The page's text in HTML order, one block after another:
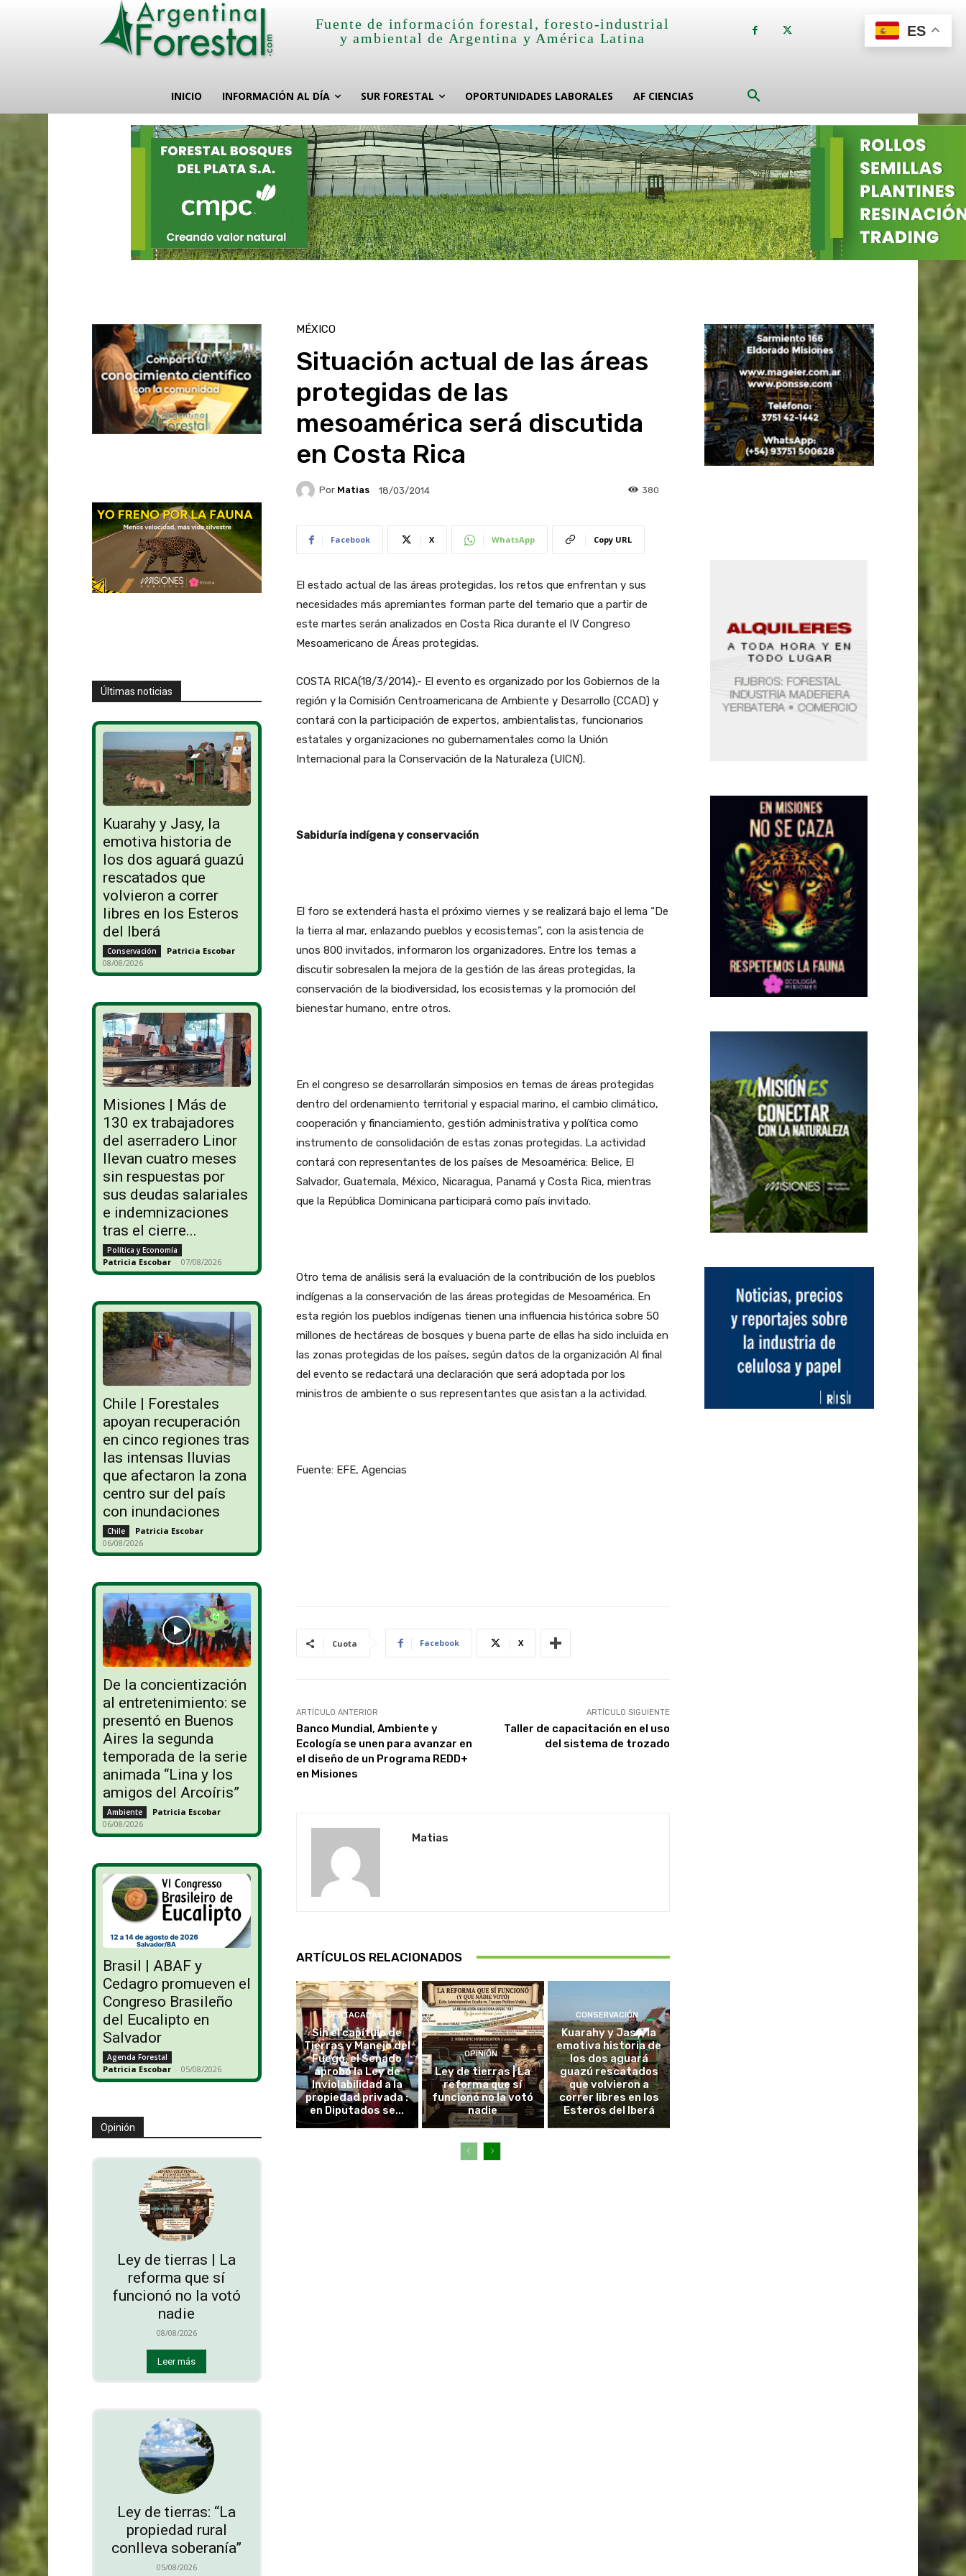
Fuente de información forestal, foresto-industrial
y ambiental de Argentina y América Latina
INICIO INFORMACIÓN AL DÍA SUR FORESTAL OPORTUNIDADES LABORALES AF CIENCIAS
Últimas noticias
Kuarahy y Jasy, la
emotiva historia de
los dos aguará guazú
rescatados que
volvieron a correr
libres en los Esteros
del Iberá
Conservación Patricia Escobar -
08/08/2026
Misiones | Más de
130 ex trabajadores
del aserradero Linor
llevan cuatro meses
sin respuestas por
sus deudas salariales
e indemnizaciones
tras el cierre...
Política y Economía
Patricia Escobar - 07/08/2026
Chile | Forestales
apoyan recuperación
en cinco regiones tras
las intensas lluvias
que afectaron la zona
centro sur del país
con inundaciones
Chile Patricia Escobar -
06/08/2026
De la concientización
al entretenimiento: se
presentó en Buenos
Aires la segunda
temporada de la serie
animada “Lina y los
amigos del Arcoíris”
Ambiente Patricia Escobar -
06/08/2026
Brasil | ABAF y
Cedagro promueven el
Congreso Brasileño
del Eucalipto en
Salvador
Agenda Forestal
Patricia Escobar - 05/08/2026
Opinión
Ley de tierras | La
reforma que sí
funcionó no la votó
nadie
08/08/2026
Leer más
Ley de tierras: “La
propiedad rural
conlleva soberanía”
05/08/2026
MÉXICO
Situación actual de las áreas
protegidas de las
mesoamérica será discutida
en Costa Rica
Por Matias 18/03/2014 380
Facebook X WhatsApp Copy URL
El estado actual de las áreas protegidas, los retos que enfrentan y sus
necesidades más apremiantes forman parte del temario que a partir de
este martes serán analizados en Costa Rica durante el IV Congreso
Mesoamericano de Áreas protegidas.
COSTA RICA(18/3/2014).- El evento es organizado por los Gobiernos de la
región y la Comisión Centroamericana de Ambiente y Desarrollo (CCAD) y
contará con la participación de expertos, ambientalistas, funcionarios
estatales y organizaciones no gubernamentales como la Unión
Internacional para la Conservación de la Naturaleza (UICN).
Sabiduría indígena y conservación
El foro se extenderá hasta el próximo viernes y se realizará bajo el lema “De
la tierra al mar, enlazando pueblos y ecosistemas”, con la asistencia de
unos 800 invitados, informaron los organizadores. Entre los temas a
discutir sobresalen la mejora de la gestión de las áreas protegidas, la
conservación de la biodiversidad, los ecosistemas y la promoción del
bienestar humano, entre otros.
En el congreso se desarrollarán simposios en temas de áreas protegidas
dentro del ordenamiento territorial y espacial marino, el cambio climático,
cooperación y financiamiento, gestión administrativa y política como
instrumento de consolidación de estas zonas protegidas. La actividad
contará con representantes de los países de Mesoamérica: Belice, El
Salvador, Guatemala, México, Nicaragua, Panamá y Costa Rica, mientras
que la República Dominicana participará como país invitado.
Otro tema de análisis será la evaluación de la contribución de los pueblos
indígenas a la conservación de las áreas protegidas de Mesoamérica. En
esta región los pueblos indígenas tienen una influencia histórica sobre 50
millones de hectáreas de bosques y buena parte de ellas ha sido incluida en
las zonas protegidas de los países, según datos de la organización Al final
del evento se redactará una declaración que será adoptada por los
ministros de ambiente o sus representantes que asistan a la actividad.
Fuente: EFE, Agencias
Cuota Facebook X
ARTÍCULO ANTERIOR
Banco Mundial, Ambiente y
Ecología se unen para avanzar en
el diseño de un Programa REDD+
en Misiones
ARTÍCULO SIGUIENTE
Taller de capacitación en el uso
del sistema de trozado
Matias
ARTÍCULOS RELACIONADOS
DESTACADAS
Sin el capítulo de
Tierras y Manejo del
Fuego, el Senado
aprobó la Ley de
Inviolabilidad a la
propiedad privada :
en Diputados se...
OPINIÓN
Ley de tierras | La
reforma que sí
funcionó no la votó
nadie
CONSERVACIÓN
Kuarahy y Jasy, la
emotiva historia de
los dos aguará
guazú rescatados
que volvieron a
correr libres en los
Esteros del Iberá
ES